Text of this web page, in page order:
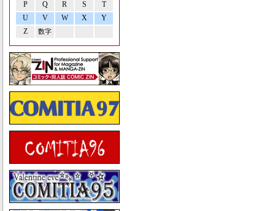
P Q R S
T
U
V W X
Y
Z
数字